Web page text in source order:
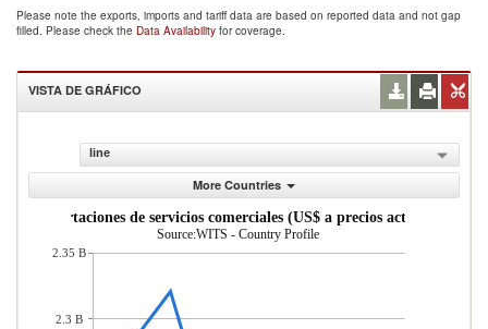
Please note the exports, imports and tariff data are based on reported data and not gap
filled. Please check the Data Availability for coverage.
VISTA DE GRÁFICO
line
More Countries
Importaciones de servicios comerciales (US$ a precios actuales)
Source:WITS - Country Profile
2.35 B
2.3 B